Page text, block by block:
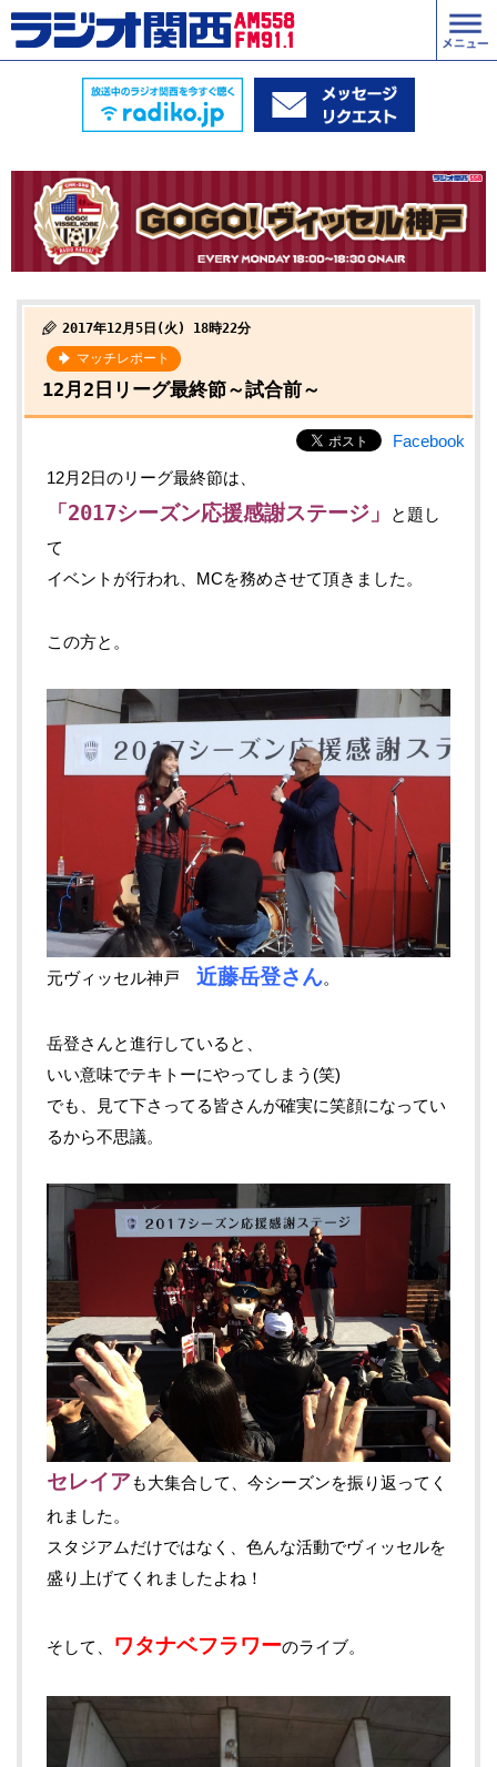
2017年12月5日(火) 18時22分
マッチレポート
12月2日リーグ最終節～試合前～
Facebook
12月2日のリーグ最終節は、
「2017シーズン応援感謝ステージ」
と題し
て
イベントが行われ、MCを務めさせて頂きました。
この方と。
元ヴィッセル神戸 近藤岳登さん。
岳登さんと進行していると、
いい意味でテキトーにやってしまう(笑)
でも、見て下さってる皆さんが確実に笑顔になってい
るから不思議。
セレイアも大集合して、今シーズンを振り返ってく
れました。
スタジアムだけではなく、色んな活動でヴィッセルを
盛り上げてくれましたよね！
そして、 ワタナベフラワーのライブ。